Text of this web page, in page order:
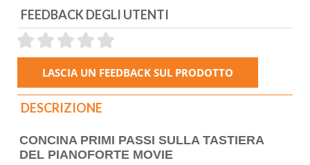
FEEDBACK DEGLI UTENTI
DESCRIZIONE
CONCINA PRIMI PASSI SULLA TASTIERA
DEL PIANOFORTE MOVIE